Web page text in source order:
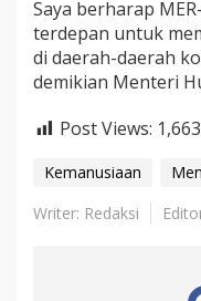
Saya berharap
terdepan untuk
di daerah-daerah
demikian Menteri
Post Views: 1,663
Kemanusiaan
Writer: Redaksi